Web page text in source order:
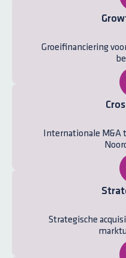
Groeifinanciering
Internationale M&A
Strategische